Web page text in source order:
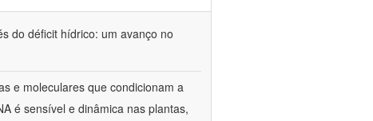
do déficit hídrico: um avanço no
e moleculares que condicionam a
é sensível e dinâmica nas plantas,